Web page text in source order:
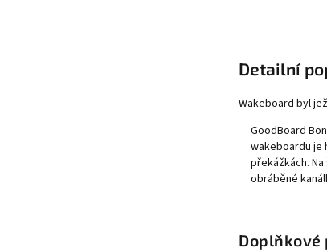
Detailní
Wakeboard byl
GoodBoard
wakeboardu je
překážkách.
obráběné